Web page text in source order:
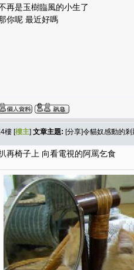
再是玉樹臨風的小生了
你呢 最近好嗎
樓 [樓主] 文章主題: [分享]令貓奴感動的剎
再椅子上 向看電視的阿罵乞食